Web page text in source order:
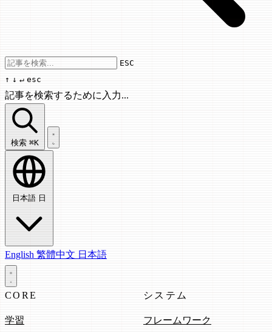
Use arrow keys to navigate results,
ESC
↑ ↓ ↵ esc
記事を検索するために入力...
記事を検索...
検索 ⌘K
日本語 日
English 繁體中文 日本語
CORE
学習
システム
フレームワーク